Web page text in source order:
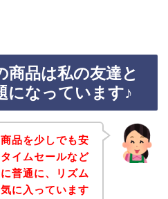
商品は私の友達と
になっています♪
品を少しでも安
イムセールなど
普通に、リズム
に入っています